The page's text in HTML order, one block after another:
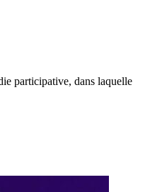
participative, dans laquelle